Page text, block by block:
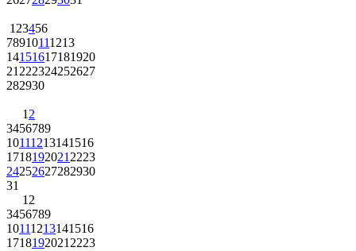
7891011
141516171819
21222324252627
28 2930
567
10111213
17181920212223
2425262728 2930
31
567
10111213
17181920212223
2425262728